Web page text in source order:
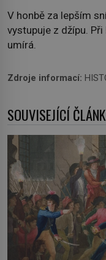
V honbě za lepším
vystupuje z džípu.
umírá.
Zdroje informací:
SOUVISEJÍCÍ